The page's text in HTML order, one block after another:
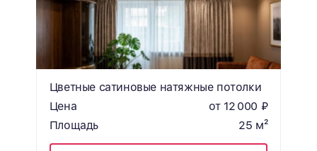
Цветные сатиновые натяжные потолки
Цена
от 12 000 ₽
Площадь
25 м²